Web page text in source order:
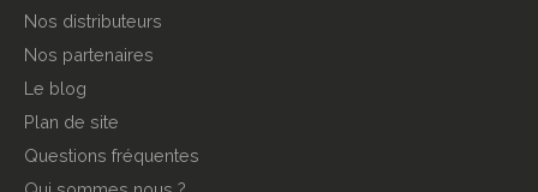
Nos distributeurs
Nos partenaires
Le blog
Plan de site
Questions fréquentes